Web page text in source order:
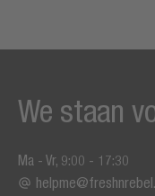
We staan
Ma - Vr, 9:00 - 17:30